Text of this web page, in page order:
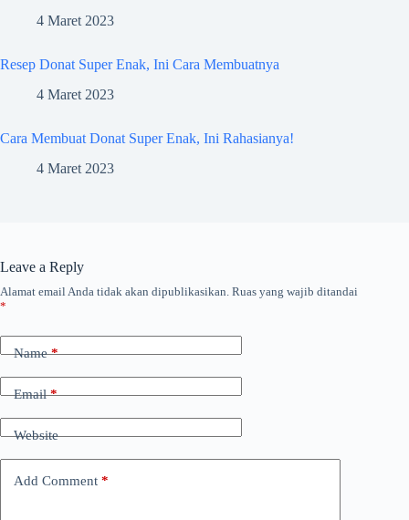
4 Maret 2023
Resep Donat Super Enak, Ini Cara Membuatnya
4 Maret 2023
Cara Membuat Donat Super Enak, Ini Rahasianya!
4 Maret 2023
Leave a Reply
Alamat email Anda tidak akan dipublikasikan. Ruas yang wajib ditandai
*
Name*
Email*
Website
Add Comment *